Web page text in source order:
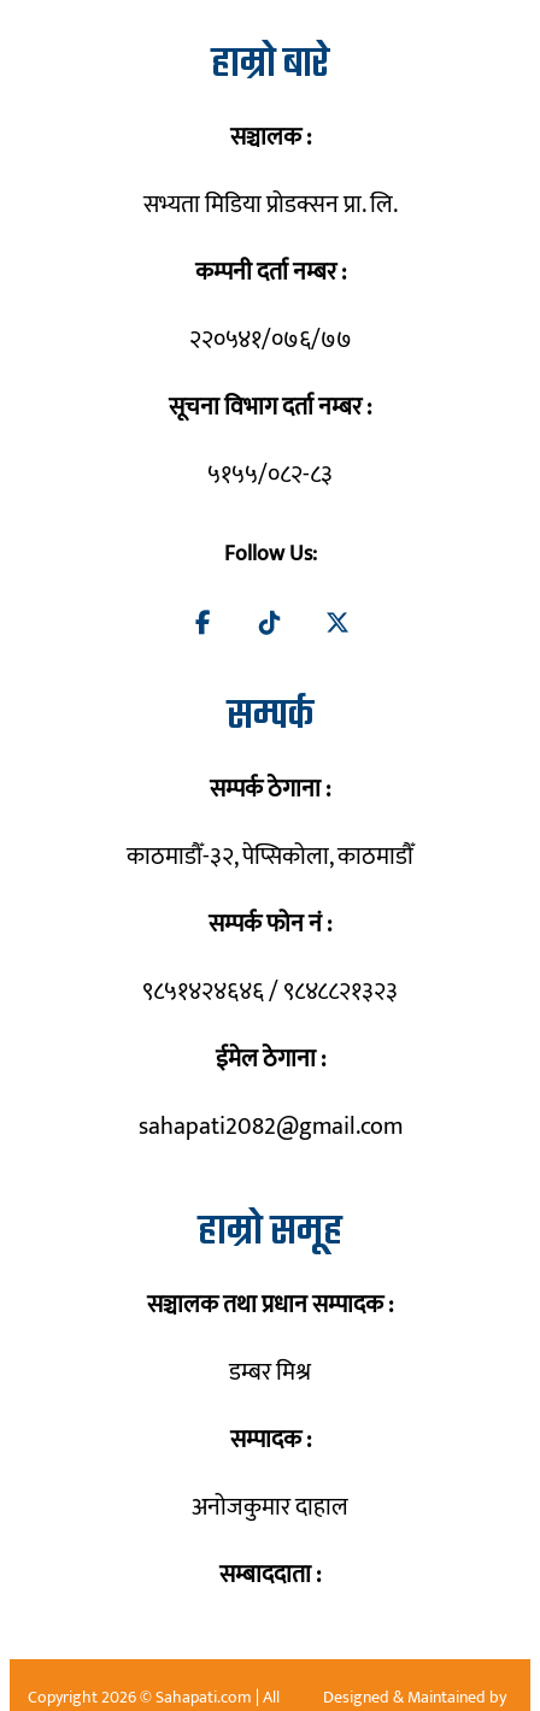
हाम्रो बारे
सञ्चालक :
सभ्यता मिडिया प्रोडक्सन प्रा. लि.
कम्पनी दर्ता नम्बर :
२२०५४१/०७६/७७
सूचना विभाग दर्ता नम्बर :
५१५५/०८२-८३
Follow Us:
सम्पर्क
सम्पर्क ठेगाना :
काठमाडौँ-३२, पेप्सिकोला, काठमाडौँ
सम्पर्क फोन नं :
९८५१४२४६४६ / ९८४८८२१३२३
ईमेल ठेगाना :
sahapati2082@gmail.com
हाम्रो समूह
सञ्चालक तथा प्रधान सम्पादक :
डम्बर मिश्र
सम्पादक :
अनोजकुमार दाहाल
सम्बाददाता :
Copyright 2026 © Sahapati.com | All Designed & Maintained by